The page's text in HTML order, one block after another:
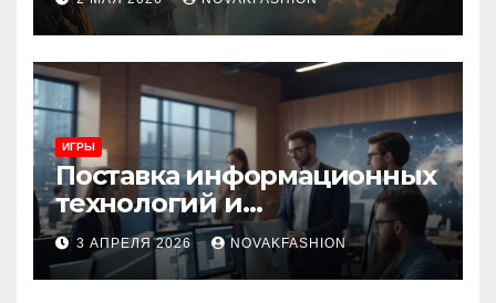
ИГРЫ
Поставка информационных
технологий и
инновационные решения
3 АПРЕЛЯ 2026 NOVAKFASHION